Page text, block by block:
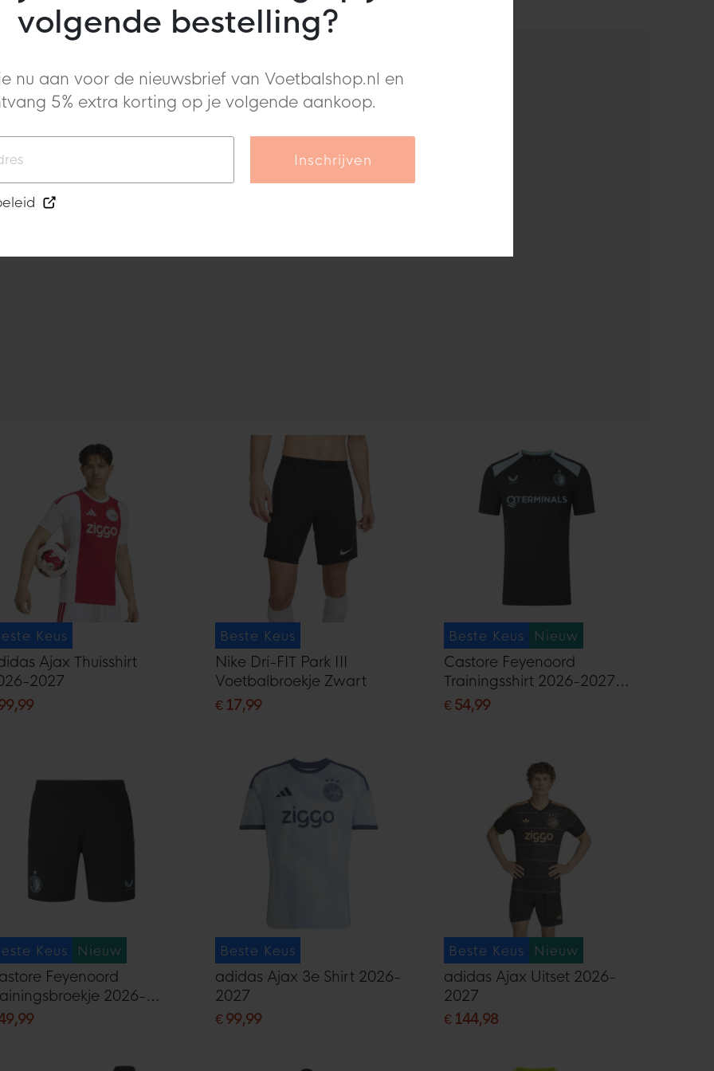
volgende bestelling?
nu aan voor de nieuwsbrief van Voetbalshop.nl en
5% extra korting op je volgende aankoop.
Inschrijven
Keus
Ajax Thuisshirt
2027
Beste Keus
Nike Dri-FIT Park III
Voetbalbroekje Zwart
€ 17,99
Beste Keus Nieuw
Castore Feyenoord
Trainingsshirt 2026-2027
Zwart Lichtblauw
€ 54,99
Keus Nieuw
Feyenoord
2026-
Zwart Lichtblauw
Beste Keus
adidas Ajax 3e Shirt 2026-
2027
€ 99,99
Beste Keus Nieuw
adidas Ajax Uitset 2026-
2027
€ 144,98